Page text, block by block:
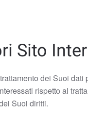
Sito
dei Suoi dati
rispetto al
Suoi diritti.